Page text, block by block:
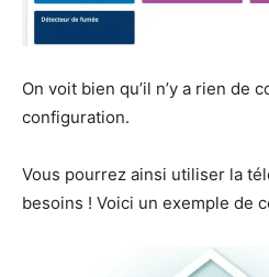
On voit bien qu’il n’y a rien de
configuration.
Vous pourrez ainsi utiliser la
besoins ! Voici un exemple de